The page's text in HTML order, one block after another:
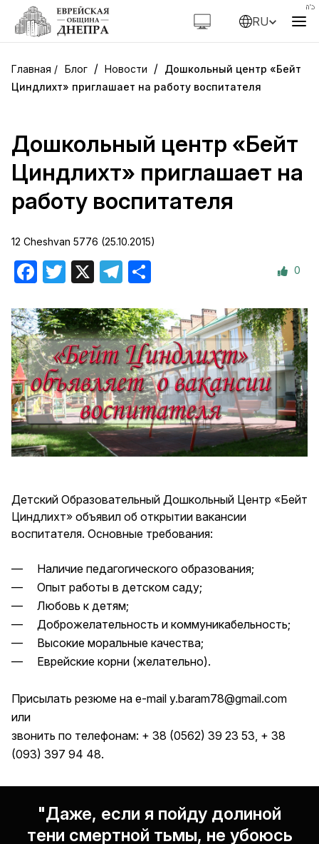
RU
Блог / Новости / Дошкольный центр «Бейт
Циндлихт» приглашает на работу воспитателя
Дошкольный центр «Бейт
Циндлихт» приглашает на
работу воспитателя
12 Cheshvan 5776 (25.10.2015)
Facebook
Twitter Telegram 0
Детский Образовательный Дошкольный Центр «Бейт
Циндлихт» объявил об открытии вакансии
воспитателя. Основные требования:
— Наличие педагогического образования;
— Опыт работы в детском саду;
— Любовь к детям;
— Доброжелательность и коммуникабельность;
— Высокие моральные качества;
— Еврейские корни (желательно).
Присылать резюме на e-mail y.baram78@gmail.com
или
звонить по телефонам: + 38 (0562) 39 23 53, + 38
(093) 397 94 48.
"Даже, если я пойду долиной
тени смертной тьмы, не убоюсь